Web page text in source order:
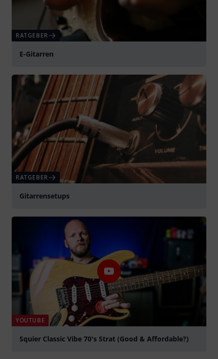
RATGEBER
E-Gitarren
RATGEBER
Gitarrensetups
YOUTUBE
Squier Classic Vibe 70's Strat (Good & Affordable?)